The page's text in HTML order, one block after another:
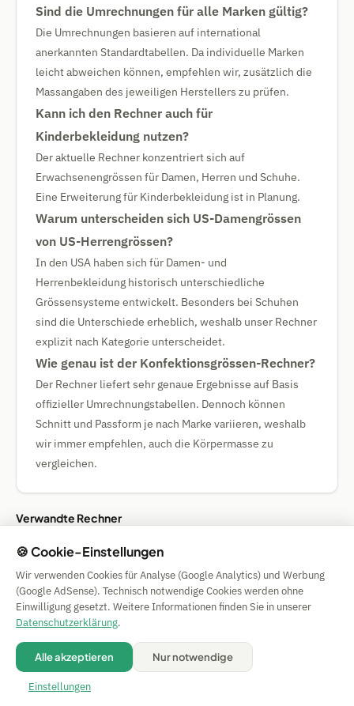
Sind die Umrechnungen für alle Marken gültig?
Die Umrechnungen basieren auf international
anerkannten Standardtabellen. Da individuelle Marken
leicht abweichen können, empfehlen wir, zusätzlich die
Massangaben des jeweiligen Herstellers zu prüfen.
Kann ich den Rechner auch für
Kinderbekleidung nutzen?
Der aktuelle Rechner konzentriert sich auf
Erwachsenengrössen für Damen, Herren und Schuhe.
Eine Erweiterung für Kinderbekleidung ist in Planung.
Warum unterscheiden sich US-Damengrössen
von US-Herrengrössen?
In den USA haben sich für Damen- und
Herrenbekleidung historisch unterschiedliche
Grössensysteme entwickelt. Besonders bei Schuhen
sind die Unterschiede erheblich, weshalb unser Rechner
explizit nach Kategorie unterscheidet.
Wie genau ist der Konfektionsgrössen-Rechner?
Der Rechner liefert sehr genaue Ergebnisse auf Basis
offizieller Umrechnungstabellen. Dennoch können
Schnitt und Passform je nach Marke variieren, weshalb
wir immer empfehlen, auch die Körpermasse zu
vergleichen.
Verwandte Rechner
👙 BH-Grössen-Rechner
Impressum
| Privacy | Terms |
🍪 Cookies
Alle Angaben ohne Gewähr. © 2026 CAESS GmbH
🍪 Cookie-Einstellungen
Wir verwenden Cookies für Analyse (Google Analytics) und Werbung
(Google AdSense). Technisch notwendige Cookies werden ohne
Einwilligung gesetzt. Weitere Informationen finden Sie in unserer
Datenschutzerklärung.
Alle akzeptieren Nur notwendige
Einstellungen